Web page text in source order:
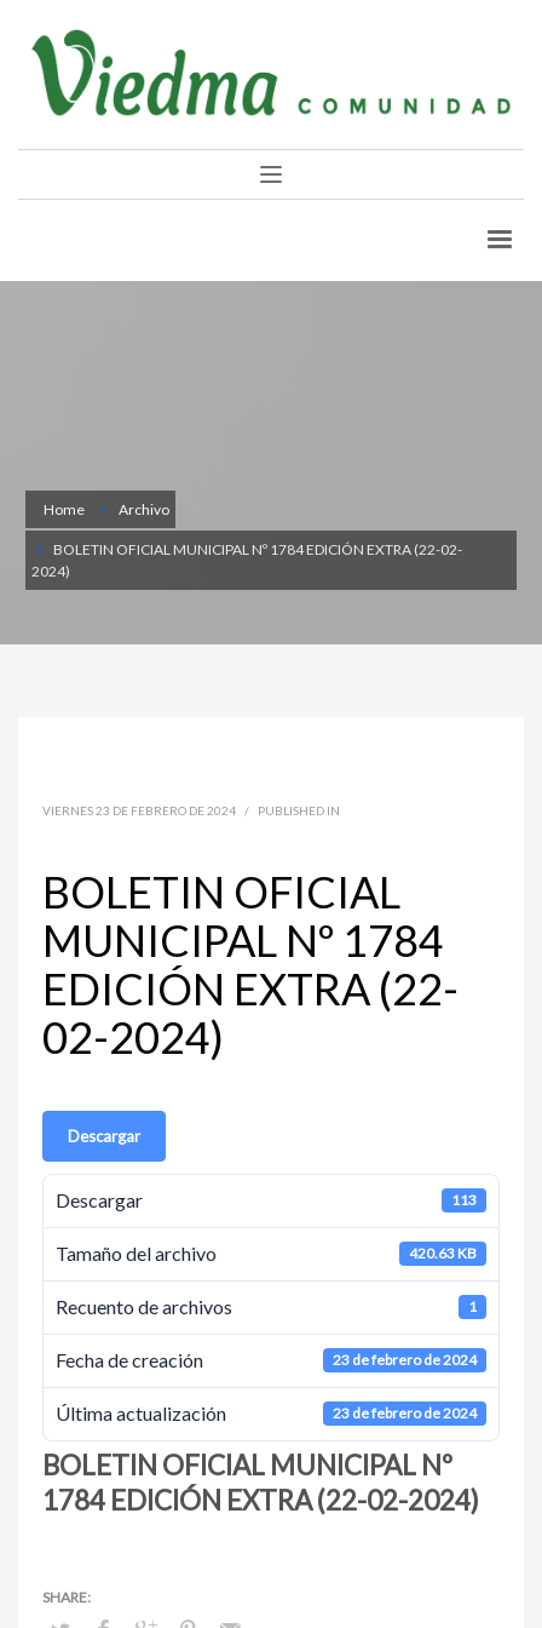
Home Archivo
BOLETIN OFICIAL MUNICIPAL Nº 1784 EDICIÓN EXTRA (22-02-
2024)
VIERNES 23 DE FEBRERO DE 2024 / PUBLISHED IN
BOLETIN OFICIAL
MUNICIPAL Nº 1784
EDICIÓN EXTRA (22-
02-2024)
Descargar
Descargar 113
Tamaño del archivo 420.63 KB
Recuento de archivos 1
Fecha de creación 23 de febrero de 2024
Última actualización 23 de febrero de 2024
BOLETIN OFICIAL MUNICIPAL Nº
1784 EDICIÓN EXTRA (22-02-2024)